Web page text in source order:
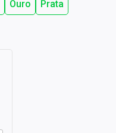
Ouro
Prata